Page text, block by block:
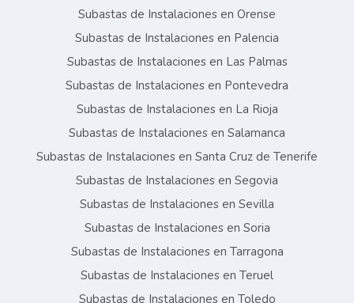
Subastas de Instalaciones en Orense
Subastas de Instalaciones en Palencia
Subastas de Instalaciones en Las Palmas
Subastas de Instalaciones en Pontevedra
Subastas de Instalaciones en La Rioja
Subastas de Instalaciones en Salamanca
Subastas de Instalaciones en Santa Cruz de Tenerife
Subastas de Instalaciones en Segovia
Subastas de Instalaciones en Sevilla
Subastas de Instalaciones en Soria
Subastas de Instalaciones en Tarragona
Subastas de Instalaciones en Teruel
Subastas de Instalaciones en Toledo